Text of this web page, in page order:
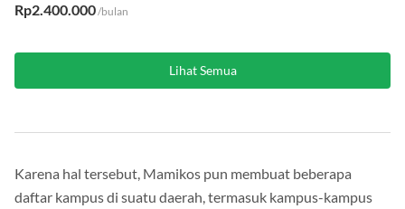
Rp2.400.000/bulan
Lihat Semua
Karena hal tersebut, Mamikos pun membuat beberapa
daftar kampus di suatu daerah, termasuk kampus-kampus